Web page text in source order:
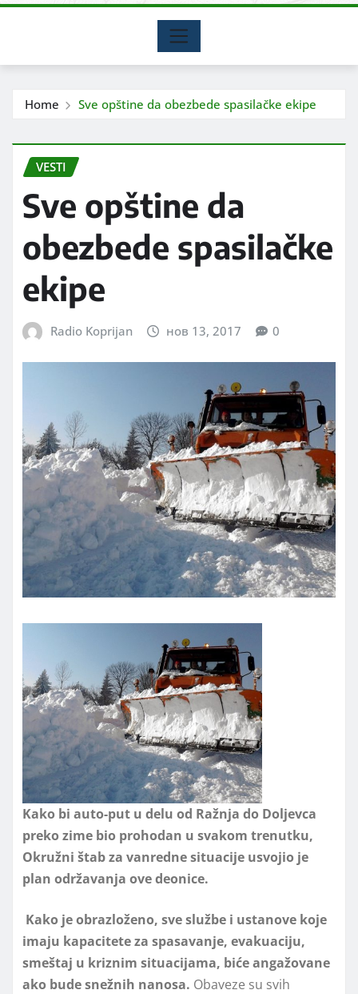
Home Sve opštine da obezbede spasilačke ekipe
VESTI
Sve opštine da
obezbede spasilačke
ekipe
Radio Koprijan нов 13, 2017 0
Kako bi auto-put u delu od Ražnja do Doljevca
preko zime bio prohodan u svakom trenutku,
Okružni štab za vanredne situacije usvojio je
plan održavanja ove deonice.
Kako je obrazloženo, sve službe i ustanove koje
imaju kapacitete za spasavanje, evakuaciju,
smeštaj u kriznim situacijama, biće angažovane
ako bude snežnih nanosa. Obaveze su svih